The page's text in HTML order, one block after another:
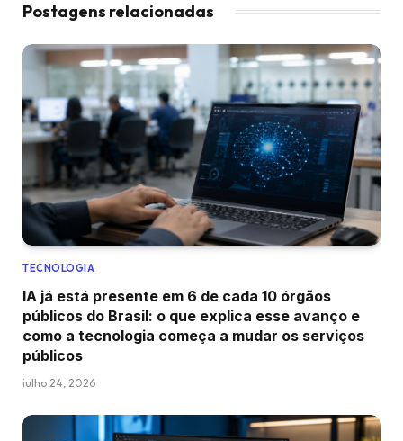
Postagens relacionadas
TECNOLOGIA
IA já está presente em 6 de cada 10 órgãos
públicos do Brasil: o que explica esse avanço e
como a tecnologia começa a mudar os serviços
públicos
julho 24, 2026